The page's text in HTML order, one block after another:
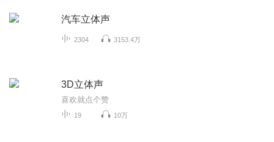
汽车立体声
2304 3153.4万
3D立体声
喜欢就点个赞
19 10万